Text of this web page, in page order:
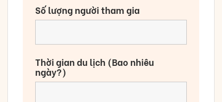
Số lượng người tham gia
Thời gian du lịch (Bao nhiêu
ngày?)